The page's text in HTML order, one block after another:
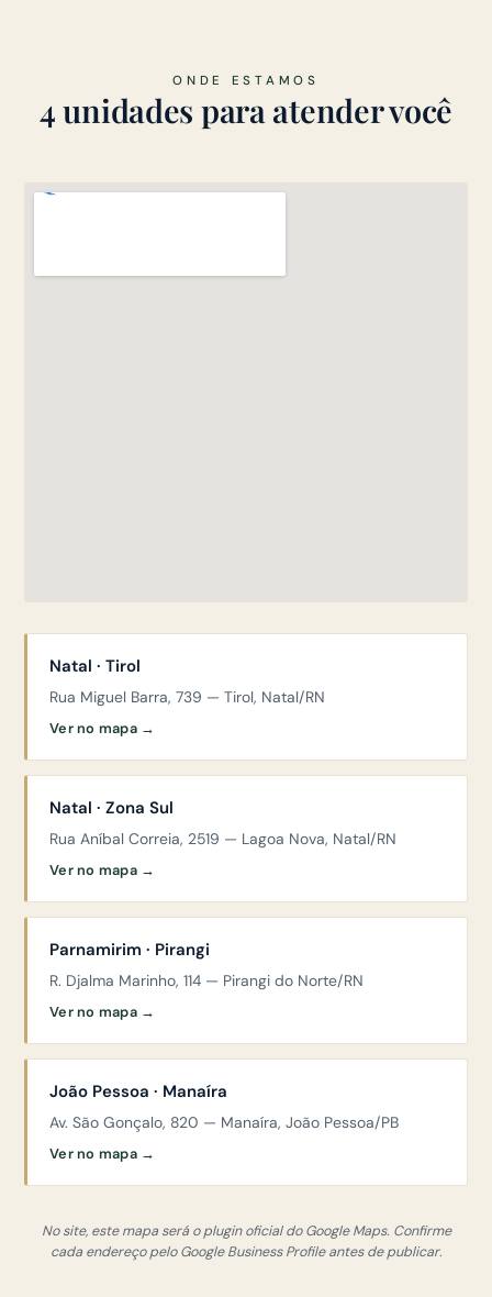
ONDE ESTAMOS
4 unidades para atender você
Natal · Tirol
Rua Miguel Barra, 739 — Tirol, Natal/RN
Ver no mapa →
Natal · Zona Sul
Rua Aníbal Correia, 2519 — Lagoa Nova, Natal/RN
Ver no mapa →
Parnamirim · Pirangi
R. Djalma Marinho, 114 — Pirangi do Norte/RN
Ver no mapa →
João Pessoa · Manaíra
Av. São Gonçalo, 820 — Manaíra, João Pessoa/PB
Ver no mapa →
No site, este mapa será o plugin oficial do Google Maps. Confirme
cada endereço pelo Google Business Profile antes de publicar.